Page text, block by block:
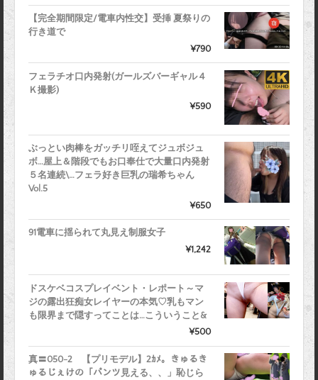
【完全期間限定/電車内性交】受挿 夏祭りの
行き道で
¥790
フェラチオ口内発射(ガールズバーギャル４
Ｋ撮影)
¥590
ぶっとい肉棒をガッチリ咥えてジュボジュ
ボ…屋上＆階段でもお口奉仕で大量口内発射
５名連続\…フェラ好き巨乳の瑞希ちゃん
Vol.5
¥650
91電車に揺られて丸見え制服女子
¥1,242
ドスケベコスプレイベント・レポート～マ
ジの露出狂痴女レイヤーの本気♡乳もマン
も限界まで隠すってことは…こういうこと&
¥500
真〓050-2 【プリモデル】2ｶﾒ。きゅるき
ゅるじぇけの「パンツ見える、、」恥じら